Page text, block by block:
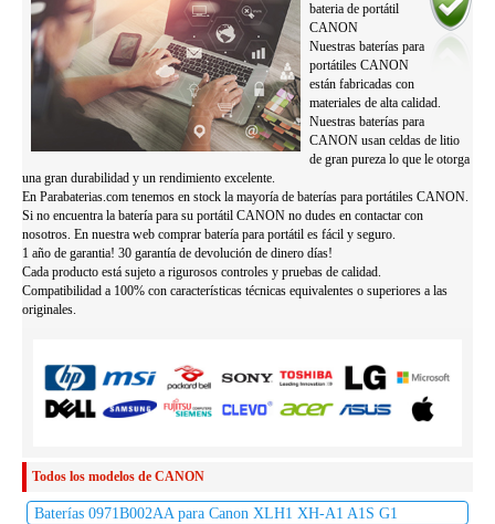
bateria de portátil
CANON
Nuestras baterías para
portátiles CANON
están fabricadas con
materiales de alta calidad.
Nuestras baterías para
CANON usan celdas de litio
de gran pureza lo que le otorga
una gran durabilidad y un rendimiento excelente.
En Parabaterias.com tenemos en stock la mayoría de baterías para portátiles CANON.
Si no encuentra la batería para su portátil CANON no dudes en contactar con
nosotros. En nuestra web comprar batería para portátil es fácil y seguro.
1 año de garantia! 30 garantía de devolución de dinero días!
Cada producto está sujeto a rigurosos controles y pruebas de calidad.
Compatibilidad a 100% con características técnicas equivalentes o superiores a las
originales.
Todos los modelos de CANON
Baterías 0971B002AA para Canon XLH1 XH-A1 A1S G1